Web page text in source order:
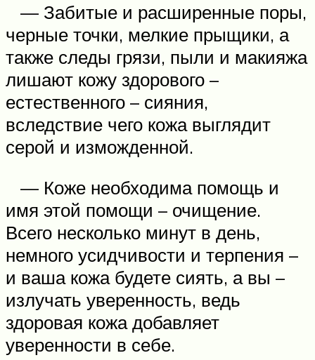
— Забитые и расширенные поры,
черные точки, мелкие прыщики, а
также следы грязи, пыли и макияжа
лишают кожу здорового –
естественного – сияния,
вследствие чего кожа выглядит
серой и изможденной.
— Коже необходима помощь и
имя этой помощи – очищение.
Всего несколько минут в день,
немного усидчивости и терпения –
и ваша кожа будете сиять, а вы –
излучать уверенность, ведь
здоровая кожа добавляет
уверенности в себе.